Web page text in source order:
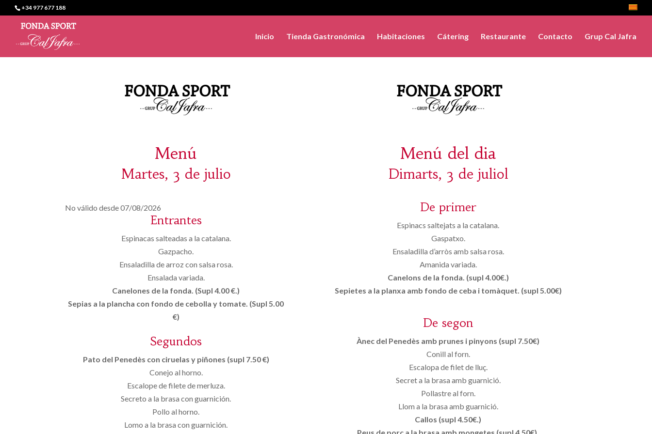
+34 977 677 188
Inicio Tienda Gastronómica Habitaciones Cátering Restaurante Contacto Grup Cal Jafra
Menú
Martes, 3 de julio
No válido desde 07/08/2026
Entrantes
Espinacas salteadas a la catalana.
Gazpacho.
Ensaladilla de arroz con salsa rosa.
Ensalada variada.
Canelones de la fonda. (Supl 4.00 €.)
Sepias a la plancha con fondo de cebolla y tomate. (Supl 5.00
€)
Segundos
Pato del Penedès con ciruelas y piñones (supl 7.50 €)
Conejo al horno.
Escalope de filete de merluza.
Secreto a la brasa con guarnición.
Pollo al horno.
Lomo a la brasa con guarnición.
Menú del dia
Dimarts, 3 de juliol
De primer
Espinacs saltejats a la catalana.
Gaspatxo.
Ensaladilla d’arròs amb salsa rosa.
Amanida variada.
Canelons de la fonda. (supl 4.00€.)
Sepietes a la planxa amb fondo de ceba i tomàquet. (supl 5.00€)
De segon
Ànec del Penedès amb prunes i pinyons (supl 7.50€)
Conill al forn.
Escalopa de filet de lluç.
Secret a la brasa amb guarnició.
Pollastre al forn.
Llom a la brasa amb guarnició.
Callos (supl 4.50€.)